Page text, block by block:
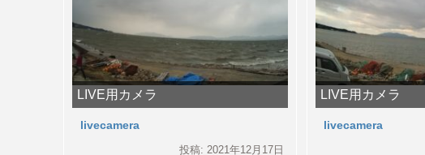
LIVE用カメラ
livecamera
投稿: 2021年12月17日
LIVE用カメラ
livecamera